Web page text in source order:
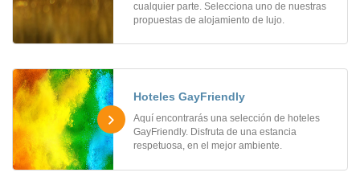
cualquier parte. Selecciona uno de nuestras
propuestas de alojamiento de lujo.
Hoteles GayFriendly
Aquí encontrarás una selección de hoteles
GayFriendly. Disfruta de una estancia
respetuosa, en el mejor ambiente.